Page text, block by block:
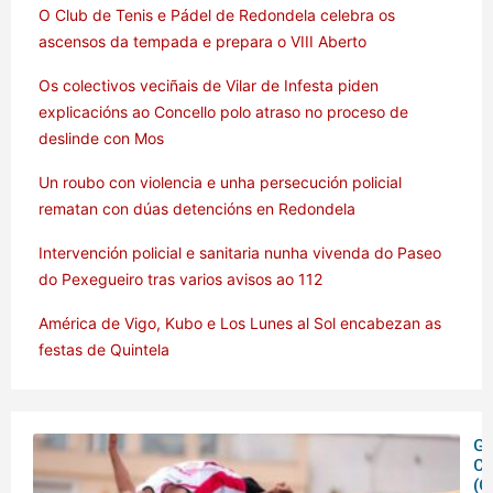
O Club de Tenis e Pádel de Redondela celebra os
ascensos da tempada e prepara o VIII Aberto
Os colectivos veciñais de Vilar de Infesta piden
explicacións ao Concello polo atraso no proceso de
deslinde con Mos
Un roubo con violencia e unha persecución policial
rematan con dúas detencións en Redondela
Intervención policial e sanitaria nunha vivenda do Paseo
do Pexegueiro tras varios avisos ao 112
América de Vigo, Kubo e Los Lunes al Sol encabezan as
festas de Quintela